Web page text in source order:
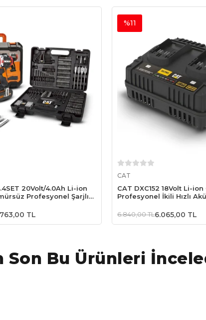
20Volt/4.0Ah Li-ion
Profesyonel Şarjlı
Uç Seti
TL
CAT
CAT DXC152 18Volt Li-ion
Profesyonel İkili Hızlı
%11
6.840,00 TL6.065,00 TL
Son Bu Ürünleri